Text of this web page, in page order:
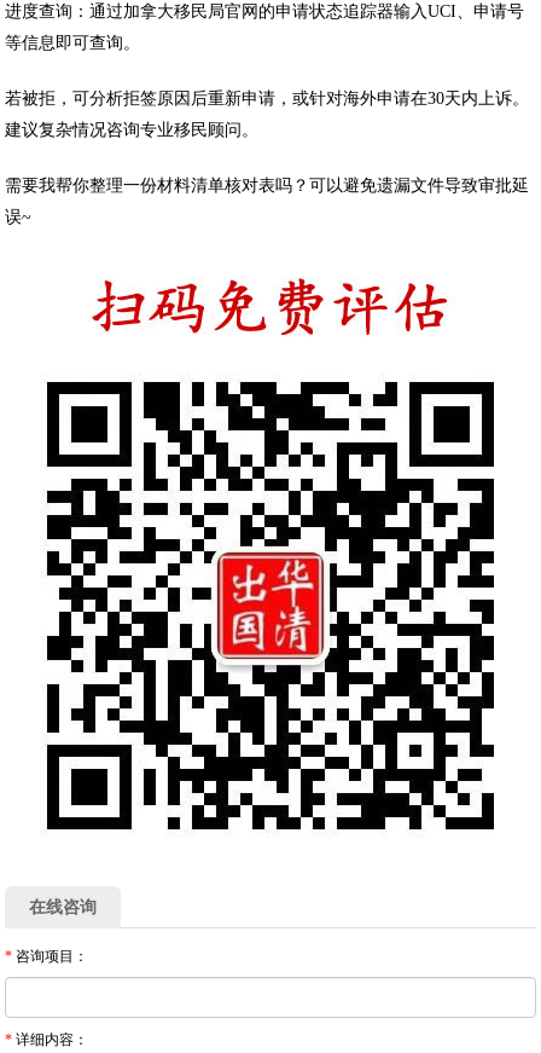
进度查询‌：通过加拿大移民局官网的申请状态追踪器输入UCI、申请号
等信息即可查询。
若被拒‌，可分析拒签原因后重新申请，或针对海外申请在30天内上诉。
建议复杂情况咨询专业移民顾问。
需要我帮你整理一份‌材料清单核对表‌吗？可以避免遗漏文件导致审批延
误~
在线咨询
* 咨询项目：
* 详细内容：